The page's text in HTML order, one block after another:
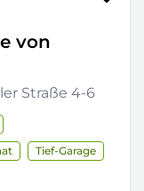
von
Straße 4-6
Tief-Garage